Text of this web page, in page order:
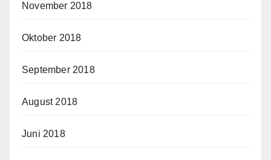
November 2018
Oktober 2018
September 2018
August 2018
Juni 2018